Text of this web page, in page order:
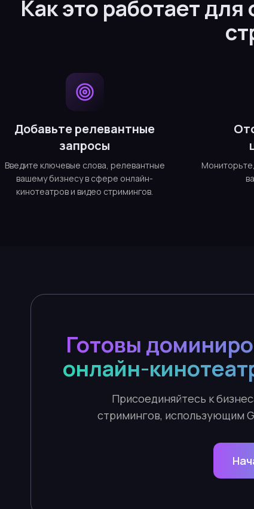
Как это работает
Добавьте релевантные
запросы
Введите ключевые слова, релевантные
вашему бизнесу в сфере онлайн-
кинотеатров и видео стримингов.
Готовы
онлайн-
Присоединяйтесь к
стримингов, использующим